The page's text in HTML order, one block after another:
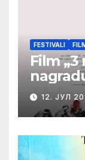
FESTIVALI
Film „3
Label
u
12. ЈУЛ